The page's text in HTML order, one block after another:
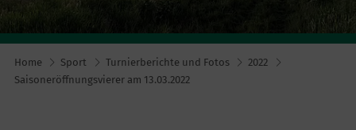
Home Sport Turnierberichte und Fotos
2022
Saisoneröffnungsvierer am 13.03.2022